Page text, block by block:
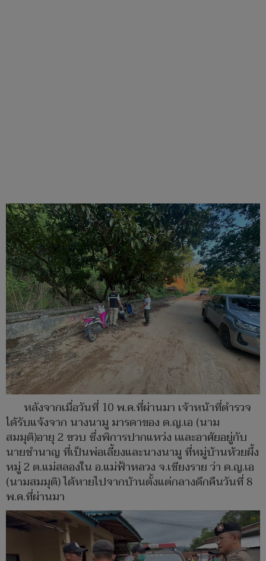
หลังจากเมื่อวันที่ 10 พ.ค.ที่ผ่านมา เจ้าหน้าที่ตำรวจ
ได้รับแจ้งจาก นางนามู มารดาของ ด.ญ.เอ (นาม
สมมุติ)อายุ 2 ขวบ ซึ่งพิการปากแหว่ง เและอาศัยอยู่กับ
นายชำนาญ ที่เป็นพ่อเลี้ยงและนางนามู ที่หมู่บ้านห้วยผึ้ง
หมู่ 2 ต.แม่สลองใน อ.แม่ฟ้าหลวง จ.เชียงราย ว่า ด.ญ.เอ
(นามสมมุติ) ได้หายไปจากบ้านตั้งแต่กลางดึกคืนวันที่ 8
พ.ค.ที่ผ่านมา